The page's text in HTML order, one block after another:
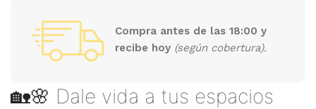
Compra antes de las 18:00 y
recibe hoy (según cobertura).
🏡🌸 Dale vida a tus espacios